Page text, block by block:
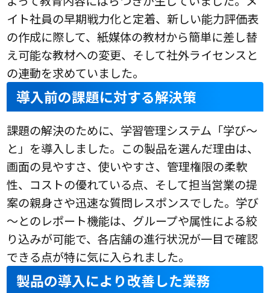
イト社員の早期戦力化と定着、新しい能力評価表
の作成に際して、紙媒体の教材から簡単に差し替
え可能な教材への変更、そして社外ライセンスと
の連動を求めていました。
導入前の課題に対する解決策
課題の解決のために、学習管理システム「学び～
と」を導入しました。この製品を選んだ理由は、
画面の見やすさ、使いやすさ、管理権限の柔軟
性、コストの優れている点、そして担当営業の提
案の親身さや迅速な質問レスポンスでした。学び
～とのレポート機能は、グループや属性による絞
り込みが可能で、各店舗の進行状況が一目で確認
できる点が特に気に入られました。
製品の導入により改善した業務